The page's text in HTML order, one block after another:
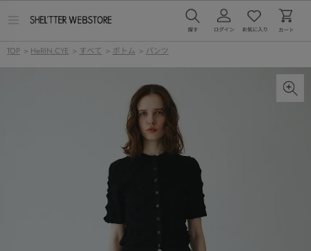
ー
TOP > HeRIN.CYE > すべて > ボトム > パンツ